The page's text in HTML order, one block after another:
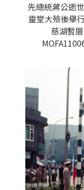
先總統蔣公逝
靈堂大殮後舉
慈湖暫